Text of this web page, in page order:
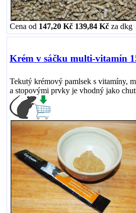
Cena od 147,20 Kč 139,84 Kč za dkg
Krém v sáčku multi-vitamín
Tekutý krémový pamlsek s vitamíny,
a stopovými prvky je vhodný jako